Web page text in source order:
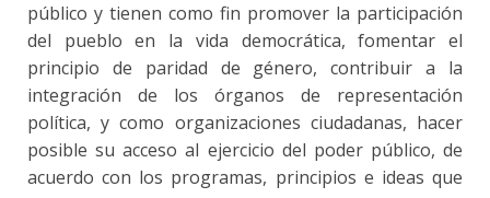
público y tienen como fin promover la participación
del pueblo en la vida democrática, fomentar el
principio de paridad de género, contribuir a la
integración de los órganos de representación
política, y como organizaciones ciudadanas, hacer
posible su acceso al ejercicio del poder público, de
acuerdo con los programas, principios e ideas que